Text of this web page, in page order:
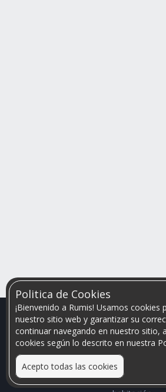
Politica de Cookies
¡Bienvenido a Rumis! Usamos cookies
nuestro sitio web y garantizar su
continuar navegando en nuestro sitio,
cookies según lo descrito en nuestra
Acepto todas las cookies
Relacionamos personas que arriendan